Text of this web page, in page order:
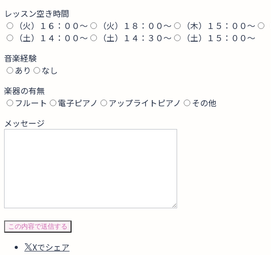
レッスン空き時間
（火）１６：００〜
（火）１８：００〜 （木）１５：００〜
（土）１４：００〜
（土）１４：３０〜
（土）１５：００〜
音楽経験
あり
なし
楽器の有無
フルート
電子ピアノ アップライトピアノ
その他
メッセージ
Xでシェア